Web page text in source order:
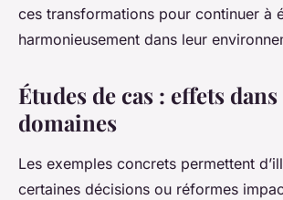
ces transformations pour continuer à
harmonieusement dans leur
Études de cas : effets
domaines
Les exemples concrets permettent
certaines décisions ou réformes